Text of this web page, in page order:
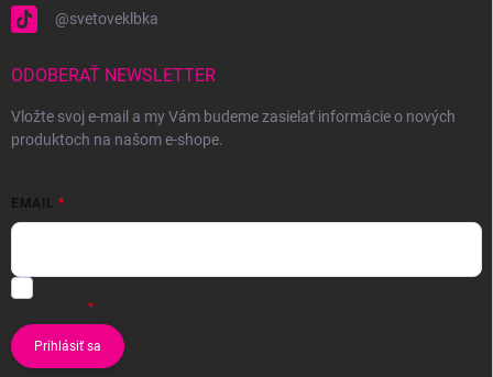
@svetoveklbka
ODOBERAŤ NEWSLETTER
Vložte svoj e-mail a my Vám budeme zasielať informácie o nových
produktoch na našom e-shope.
EMAIL
Prihlásiť sa